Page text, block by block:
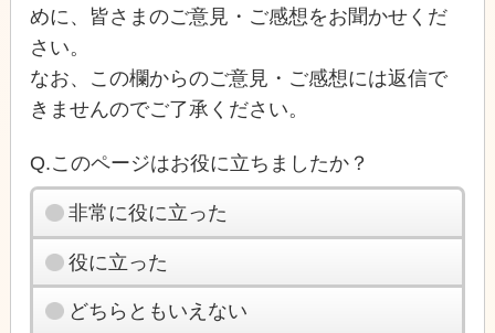
めに、皆さまのご意見・ご感想をお聞かせくだ
さい。
なお、この欄からのご意見・ご感想には返信で
きませんのでご了承ください。
Q.このページはお役に立ちましたか？
非常に役に立った
役に立った
どちらともいえない